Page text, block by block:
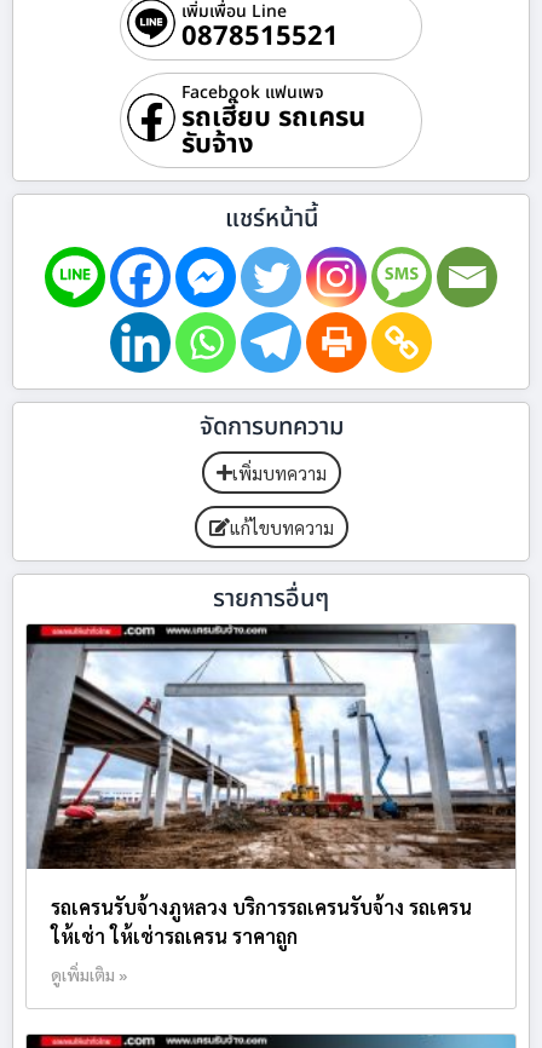
เพิ่มเพื่อน Line
0878515521
Facebook แฟนเพจ
รถเฮี๊ยบ รถเครน
รับจ้าง
แชร์หน้านี้
จัดการบทความ
เพิ่มบทความ
แก้ไขบทความ
รายการอื่นๆ
รถเครนรับจ้างภูหลวง บริการรถเครนรับจ้าง รถเครน
ให้เช่า ให้เช่ารถเครน ราคาถูก
ดูเพิ่มเติม »